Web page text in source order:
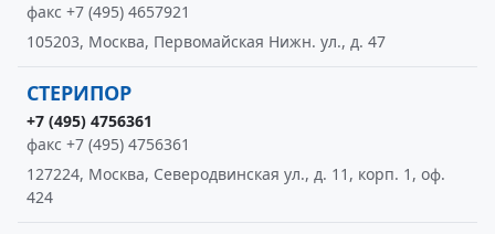
факс +7 (495) 4657921
105203, Москва, Первомайская Нижн. ул., д. 47
СТЕРИПОР
+7 (495) 4756361
факс +7 (495) 4756361
127224, Москва, Северодвинская ул., д. 11, корп. 1, оф.
424